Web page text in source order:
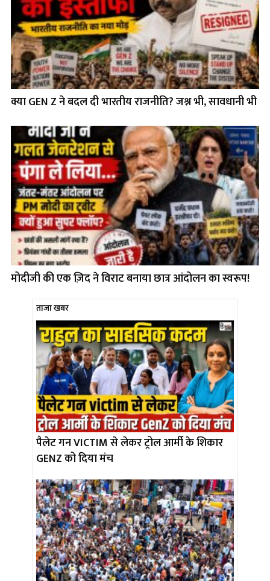
क्या GEN Z ने बदल दी भारतीय राजनीति? जश्न भी, सावधानी भी
मोदीजी की एक ज़िद ने विराट बनाया छात्र आंदोलन का स्वरूप!
ताजा खबर
पैलेट गन VICTIM से लेकर ट्रोल आर्मी के शिकार
GENZ को दिया मंच